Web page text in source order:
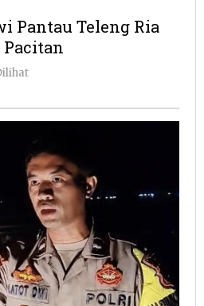
Teleng
Pantau Teleng Ria
Pacitan